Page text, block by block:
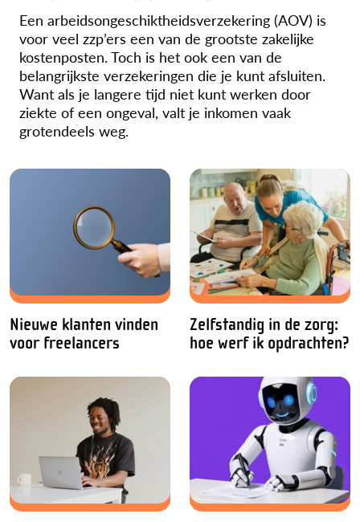
Een arbeidsongeschiktheidsverzekering (AOV) is
voor veel zzp’ers een van de grootste zakelijke
kostenposten. Toch is het ook een van de
belangrijkste verzekeringen die je kunt afsluiten.
Want als je langere tijd niet kunt werken door
ziekte of een ongeval, valt je inkomen vaak
grotendeels weg.
Nieuwe klanten vinden
voor freelancers
Zelfstandig in de zorg:
hoe werf ik opdrachten?